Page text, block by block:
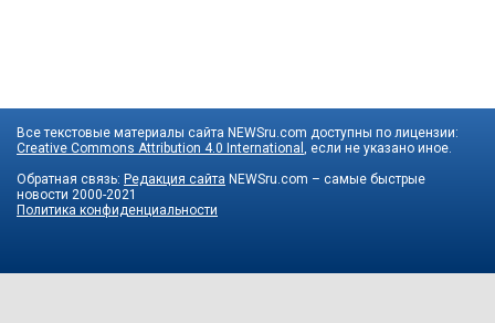
Все текстовые материалы сайта NEWSru.com доступны по лицензии:
Creative Commons Attribution 4.0 International , если не указано иное.
Обратная связь: Редакция сайта NEWSru.com – самые быстрые
новости 2000-2021
Политика конфиденциальности